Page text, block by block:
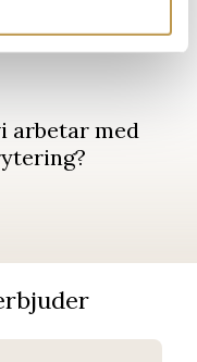
arbetar med